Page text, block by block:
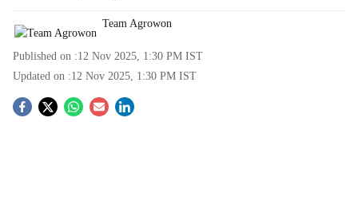
Team Agrowon
Published on :12 Nov 2025, 1:30 PM IST
Updated on :12 Nov 2025, 1:30 PM IST
S